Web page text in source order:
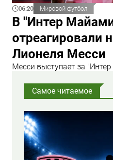
06:20 Мировой футбол
В "Интер
отреагировали
Лионеля Месси
Месси выступает за
Самое читаемое